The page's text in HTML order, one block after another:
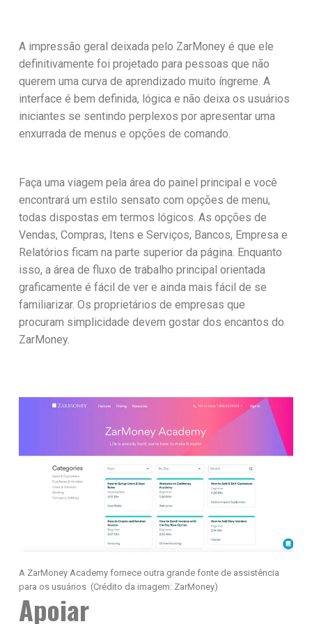
A impressão geral deixada pelo ZarMoney é que ele
definitivamente foi projetado para pessoas que não
querem uma curva de aprendizado muito íngreme. A
interface é bem definida, lógica e não deixa os usuários
iniciantes se sentindo perplexos por apresentar uma
enxurrada de menus e opções de comando.
Faça uma viagem pela área do painel principal e você
encontrará um estilo sensato com opções de menu,
todas dispostas em termos lógicos. As opções de
Vendas, Compras, Itens e Serviços, Bancos, Empresa e
Relatórios ficam na parte superior da página. Enquanto
isso, a área de fluxo de trabalho principal orientada
graficamente é fácil de ver e ainda mais fácil de se
familiarizar. Os proprietários de empresas que
procuram simplicidade devem gostar dos encantos do
ZarMoney.
A ZarMoney Academy fornece outra grande fonte de assistência
para os usuários (Crédito da imagem: ZarMoney)
Apoiar